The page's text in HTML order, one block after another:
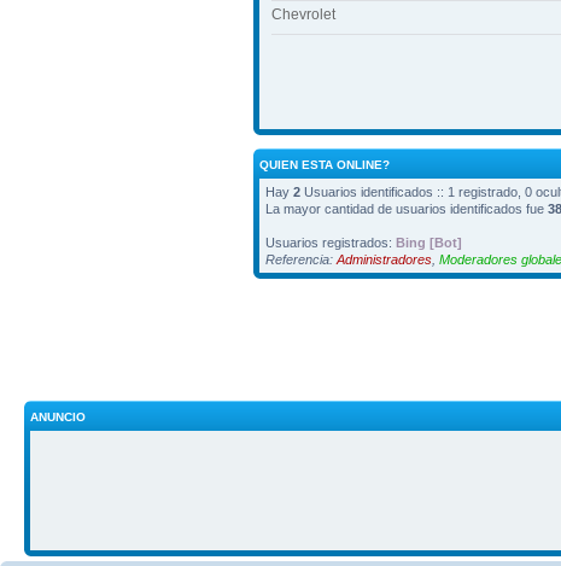
Chevrolet
QUIEN ESTA ONLINE?
Hay 2 Usuarios identificados :: 1 registrado, 0
La mayor cantidad de usuarios identificados fue
Usuarios registrados: Bing [Bot]
Referencia: Administradores Moderadores
ANUNCIO